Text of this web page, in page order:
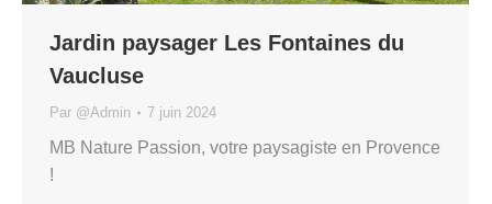
Jardin paysager Les Fontaines du
Vaucluse
Par @Admin 7 juin 2024
MB Nature Passion, votre paysagiste en Provence
!